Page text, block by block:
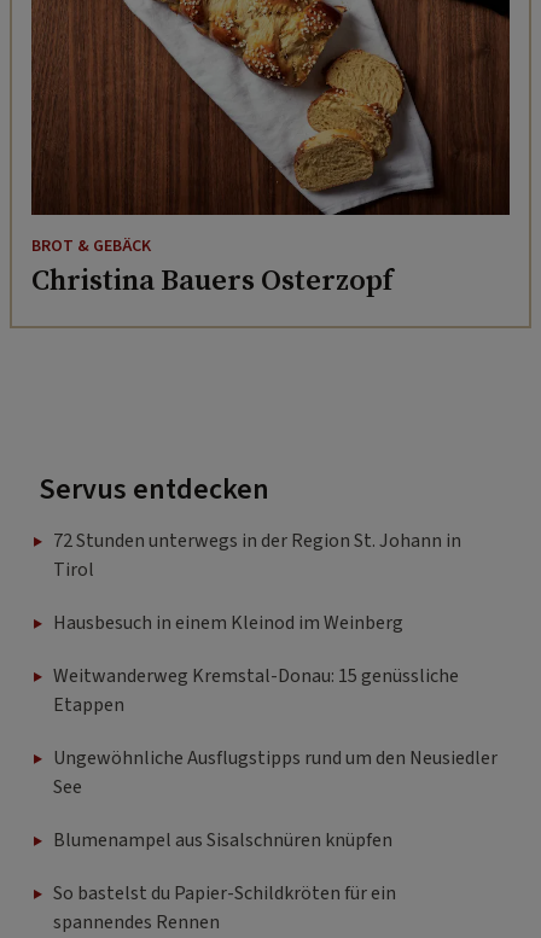
BROT & GEBÄCK
Christina Bauers Osterzopf
Servus entdecken
72 Stunden unterwegs in der Region St. Johann in
Tirol
Hausbesuch in einem Kleinod im Weinberg
Weitwanderweg Kremstal-Donau: 15 genüssliche
Etappen
Ungewöhnliche Ausflugstipps rund um den Neusiedler
See
Blumenampel aus Sisalschnüren knüpfen
So bastelst du Papier-Schildkröten für ein
spannendes Rennen